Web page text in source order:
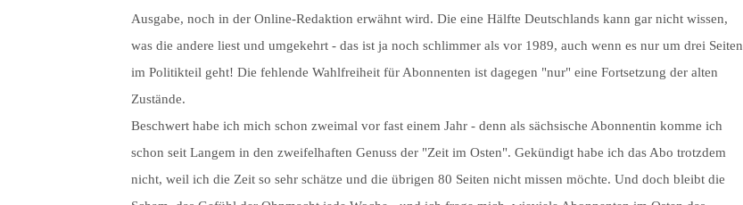
Ausgabe, noch in der Online-Redaktion erwähnt wird. Die eine Hälfte Deutschlands kann gar nicht wissen,
was die andere liest und umgekehrt - das ist ja noch schlimmer als vor 1989, auch wenn es nur um drei Seiten
im Politikteil geht! Die fehlende Wahlfreiheit für Abonnenten ist dagegen "nur" eine Fortsetzung der alten
Zustände.
Beschwert habe ich mich schon zweimal vor fast einem Jahr - denn als sächsische Abonnentin komme ich
schon seit Langem in den zweifelhaften Genuss der "Zeit im Osten". Gekündigt habe ich das Abo trotzdem
nicht, weil ich die Zeit so sehr schätze und die übrigen 80 Seiten nicht missen möchte. Und doch bleibt die